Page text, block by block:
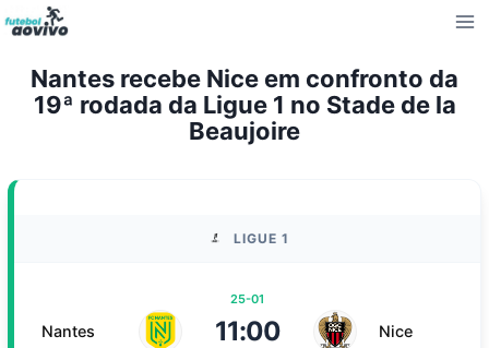
Pular
para
Conteúdo
Nantes recebe Nice em confronto da
19ª rodada da Ligue 1 no Stade de la
Beaujoire
LIGUE 1
Nantes
25-01
11:00 Nice